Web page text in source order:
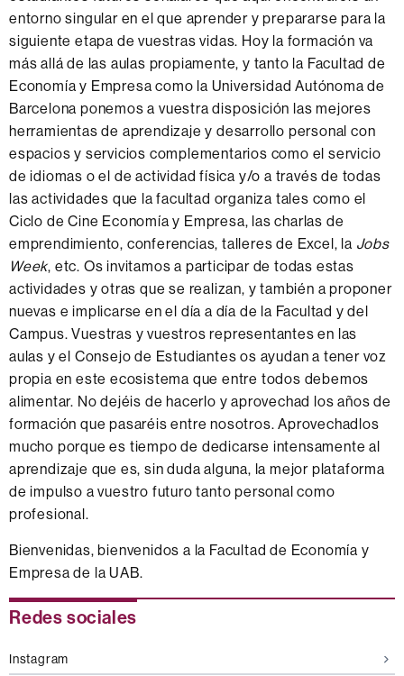
entorno singular en el que aprender y prepararse para la
siguiente etapa de vuestras vidas. Hoy la formación va
más allá de las aulas propiamente, y tanto la Facultad de
Economía y Empresa como la Universidad Autónoma de
Barcelona ponemos a vuestra disposición las mejores
herramientas de aprendizaje y desarrollo personal con
espacios y servicios complementarios como el servicio
de idiomas o el de actividad física y/o a través de todas
las actividades que la facultad organiza tales como el
Ciclo de Cine Economía y Empresa, las charlas de
emprendimiento, conferencias, talleres de Excel, la Jobs
Week, etc. Os invitamos a participar de todas estas
actividades y otras que se realizan, y también a proponer
nuevas e implicarse en el día a día de la Facultad y del
Campus. Vuestras y vuestros representantes en las
aulas y el Consejo de Estudiantes os ayudan a tener voz
propia en este ecosistema que entre todos debemos
alimentar. No dejéis de hacerlo y aprovechad los años de
formación que pasaréis entre nosotros. Aprovechadlos
mucho porque es tiempo de dedicarse intensamente al
aprendizaje que es, sin duda alguna, la mejor plataforma
de impulso a vuestro futuro tanto personal como
profesional.
Bienvenidas, bienvenidos a la Facultad de Economía y
Empresa de la UAB.
Información
Redes sociales
Instagram